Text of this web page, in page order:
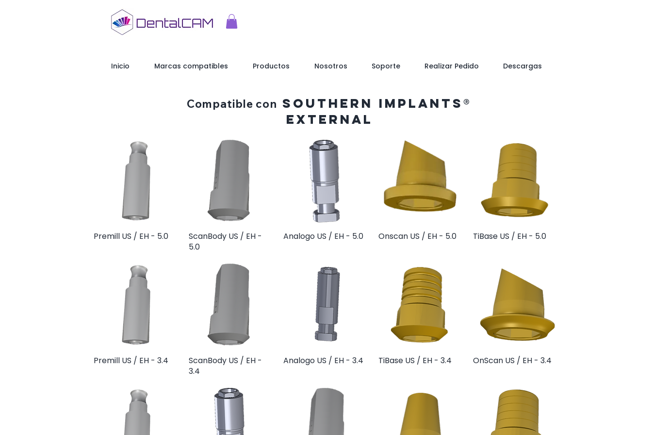
Compatible con southern implants®
External
Vista rápida
Premill US / EH - 5.0 Vista rápida
ScanBody US / EH -
5.0
Vista rápida
Analogo US / EH - 5.0 Vista rápida
Onscan US / EH - 5.0 Vista rápida
TiBase US / EH - 5.0
Vista rápida
Premill US / EH - 3.4 Vista rápida
ScanBody US / EH -
3.4
Vista rápida
Analogo US / EH - 3.4 Vista rápida
TiBase US / EH - 3.4 Vista rápida
OnScan US / EH - 3.4
Inicio Marcas compatibles Productos Nosotros Soporte Realizar Pedido Descargas